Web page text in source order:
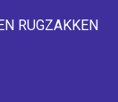
RUGZAKKEN